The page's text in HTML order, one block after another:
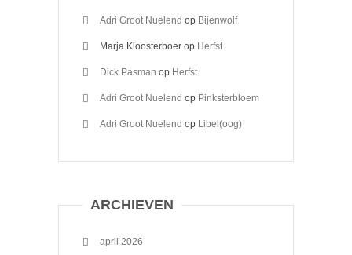
Adri Groot Nuelend op Bijenwolf
Marja Kloosterboer op Herfst
Dick Pasman op Herfst
Adri Groot Nuelend op Pinksterbloem
Adri Groot Nuelend op Libel(oog)
ARCHIEVEN
april 2026